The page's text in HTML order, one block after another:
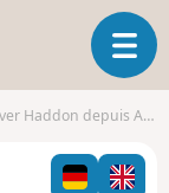
O
u
i
r
depuis Ashford-in-the Water